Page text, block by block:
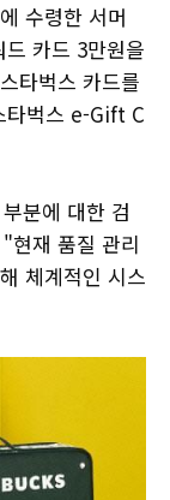
수령한 서머
카드 3만원을
타벅스 카드를
타벅스 e-Gift C
분에 대한 검
현재 품질 관리
체계적인 시스